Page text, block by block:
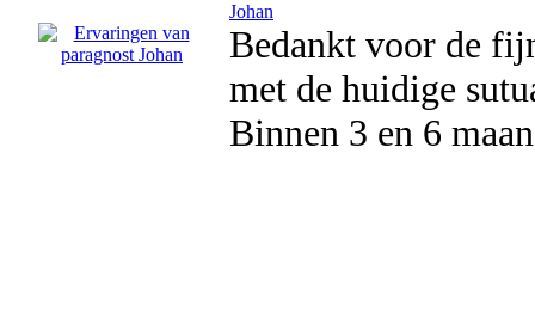
Johan
Bedankt voor de
met de huidige
Binnen 3 en 6